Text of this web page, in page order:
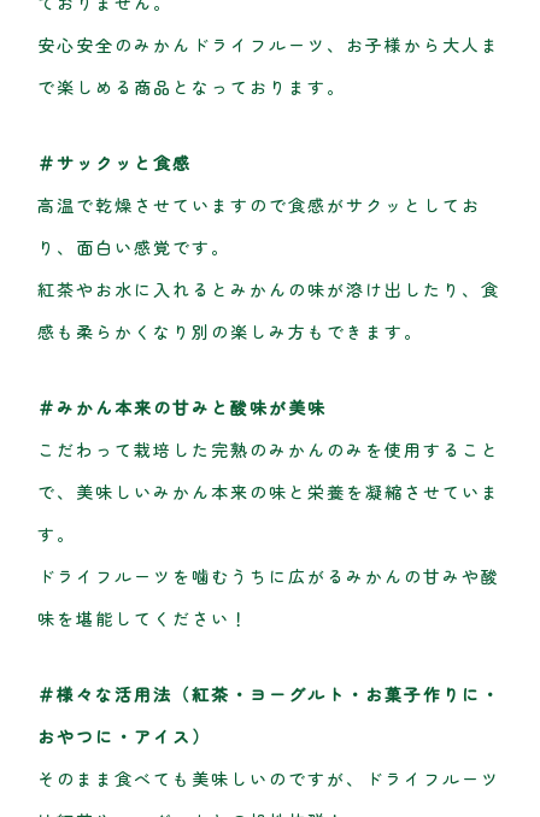
安心安全のみかんドライフルーツ、お子様から大人ま
で楽しめる商品となっております。
＃サックッと食感
高温で乾燥させていますので食感がサクッとしてお
り、面白い感覚です。
紅茶やお水に入れるとみかんの味が溶け出したり、食
感も柔らかくなり別の楽しみ方もできます。
＃みかん本来の甘みと酸味が美味
こだわって栽培した完熟のみかんのみを使用すること
で、美味しいみかん本来の味と栄養を凝縮させていま
す。
ドライフルーツを噛むうちに広がるみかんの甘みや酸
味を堪能してください！
＃様々な活用法（紅茶・ヨーグルト・お菓子作りに・
おやつに・アイス）
そのまま食べても美味しいのですが、ドライフルーツ